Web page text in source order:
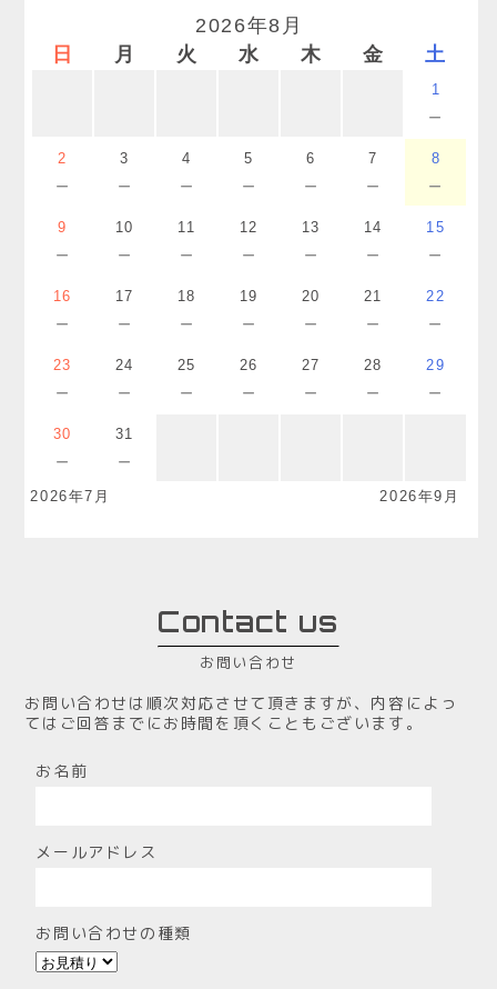
2026年8月
日
月 火 水 木 金 土
1
－
2
－
3
－
4
－
5
－
6
－
7
－
8
－
9
－
10
－
11
－
12
－
13
－
14
－
15
－
16
－
17
－
18
－
19
－
20
－
21
－
22
－
23
－
24
－
25
－
26
－
27
－
28
－
29
－
30
－
31
－
2026年7月 2026年9月
Contact us
お問い合わせ
お問い合わせは順次対応させて頂きますが、内容によっ
てはご回答までにお時間を頂くこともございます。
お名前
メールアドレス
お問い合わせの種類